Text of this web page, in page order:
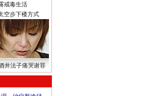
戒毒生活
空步下楼方式
井法子痛哭谢罪